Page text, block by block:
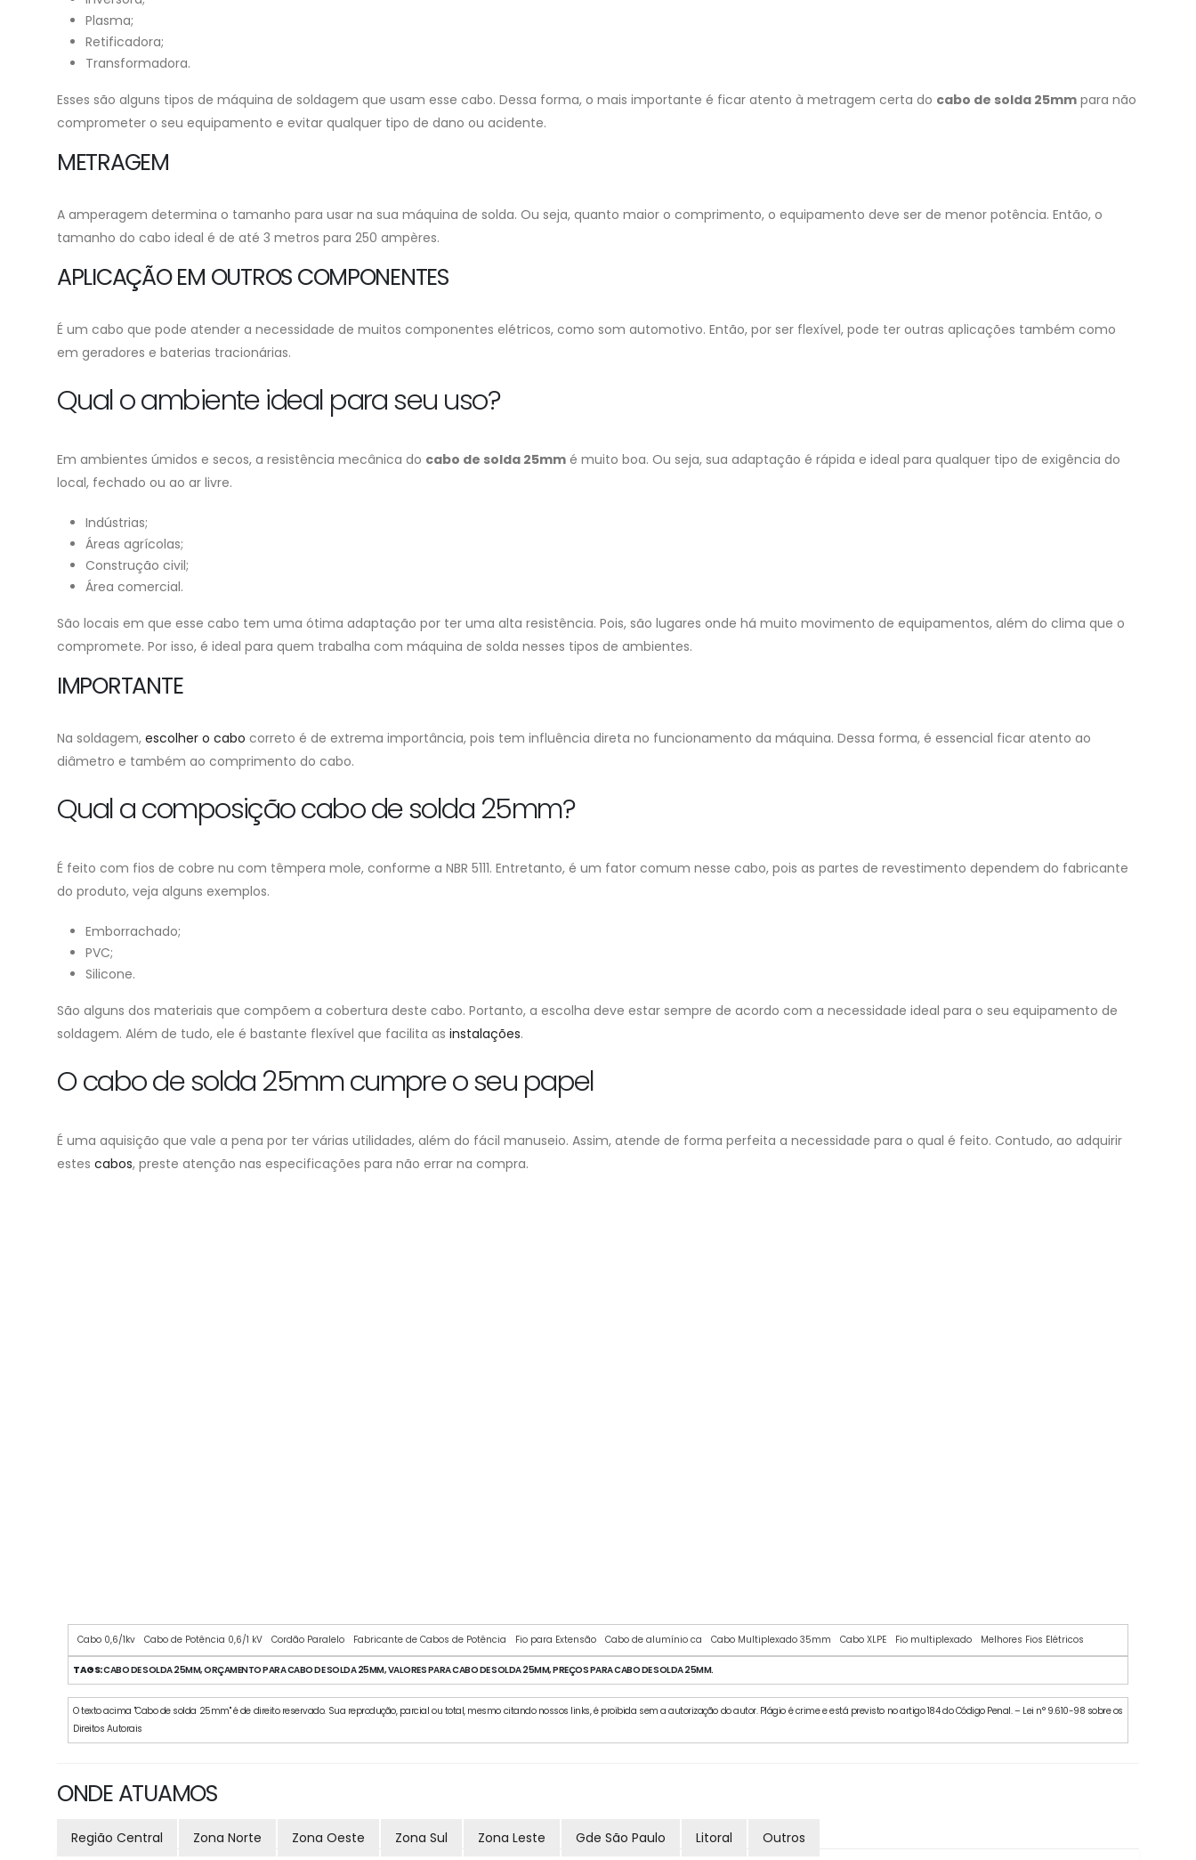
Plasma;
Retificadora;
Transformadora.
Esses são alguns tipos de máquina de soldagem que usam esse cabo. Dessa forma, o mais importante é ficar atento à metragem certa do cabo de solda 25mm para não
comprometer o seu equipamento e evitar qualquer tipo de dano ou acidente.
METRAGEM
A amperagem determina o tamanho para usar na sua máquina de solda. Ou seja, quanto maior o comprimento, o equipamento deve ser de menor potência. Então, o
tamanho do cabo ideal é de até 3 metros para 250 ampères.
APLICAÇÃO EM OUTROS COMPONENTES
É um cabo que pode atender a necessidade de muitos componentes elétricos, como som automotivo. Então, por ser flexível, pode ter outras aplicações também como
em geradores e baterias tracionárias.
Qual o ambiente ideal para seu uso?
Em ambientes úmidos e secos, a resistência mecânica do cabo de solda 25mm é muito boa. Ou seja, sua adaptação é rápida e ideal para qualquer tipo de exigência do
local, fechado ou ao ar livre.
Indústrias;
Áreas agrícolas;
Construção civil;
Área comercial.
São locais em que esse cabo tem uma ótima adaptação por ter uma alta resistência. Pois, são lugares onde há muito movimento de equipamentos, além do clima que o
compromete. Por isso, é ideal para quem trabalha com máquina de solda nesses tipos de ambientes.
IMPORTANTE
Na soldagem, escolher o cabo correto é de extrema importância, pois tem influência direta no funcionamento da máquina. Dessa forma, é essencial ficar atento ao
diâmetro e também ao comprimento do cabo.
Qual a composição cabo de solda 25mm?
É feito com fios de cobre nu com têmpera mole, conforme a NBR 5111. Entretanto, é um fator comum nesse cabo, pois as partes de revestimento dependem do fabricante
do produto, veja alguns exemplos.
Emborrachado;
PVC;
Silicone.
São alguns dos materiais que compõem a cobertura deste cabo. Portanto, a escolha deve estar sempre de acordo com a necessidade ideal para o seu equipamento de
soldagem. Além de tudo, ele é bastante flexível que facilita as instalações.
O cabo de solda 25mm cumpre o seu papel
É uma aquisição que vale a pena por ter várias utilidades, além do fácil manuseio. Assim, atende de forma perfeita a necessidade para o qual é feito. Contudo, ao adquirir
estes cabos, preste atenção nas especificações para não errar na compra.
Cabo 0,6/1kv Cabo de Potência 0,6/1 kV Cordão Paralelo Fabricante de Cabos de Potência Fio para Extensão Cabo de alumínio ca Cabo Multiplexado 35mm Cabo XLPE Fio multiplexado Melhores Fios Elétricos
TAGS:CABO DE SOLDA 25MM, ORÇAMENTO PARA CABO DE SOLDA 25MM, VALORES PARA CABO DE SOLDA 25MM, PREÇOS PARA CABO DE SOLDA 25MM.
O texto acima "Cabo de solda 25mm" é de direito reservado. Sua reprodução, parcial ou total, mesmo citando nossos links, é proibida sem a autorização do autor. Plágio é crime e está previsto no artigo 184 do Código Penal. – Lei n° 9.610-98 sobre os
Direitos Autorais
ONDE ATUAMOS
Região Central Zona Norte Zona Oeste Zona Sul Zona Leste Gde São Paulo Litoral Outros